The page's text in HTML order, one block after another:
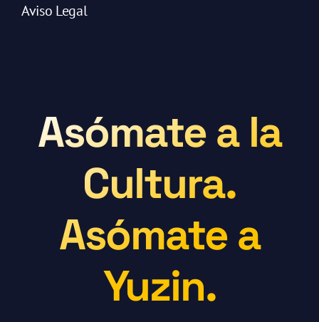
Aviso Legal
Asómate a la
Cultura.
Asómate a
Yuzin.